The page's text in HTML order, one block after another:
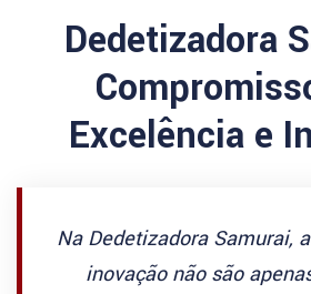
Dedetizadora
Excelência e
Na Dedetizadora Samurai,
inovação não são